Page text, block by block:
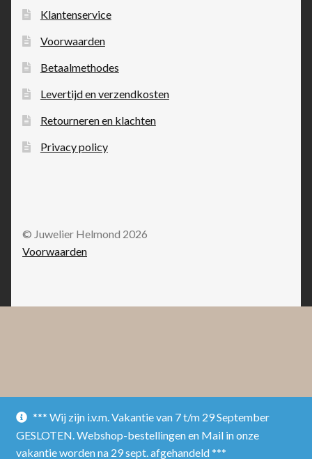
*** Wij zijn i.v.m. Vakantie van 7 t/m 29 September
GESLOTEN. Webshop-bestellingen en Mail in onze
vakantie worden na 29 sept. afgehandeld ***
Klantenservice
Voorwaarden
Betaalmethodes
Levertijd en verzendkosten
Retourneren en klachten
Privacy policy
© Juwelier Helmond 2026
Voorwaarden